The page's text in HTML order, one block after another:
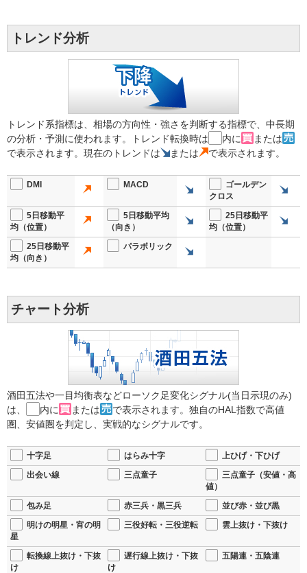
トレンド分析
トレンド系指標は、相場の方向性・強さを判断する指標で、中長期
の分析・予測に使われます。トレンド転換時は
内に
または
で表示されます。現在のトレンドは
または で表示されます。
DMI MACD
ゴールデン
クロス
5日移動平
均（位置）
5日移動平均
（向き）
25日移動平
均（位置）
25日移動平
均（向き）
パラボリック
チャート分析
酒田五法や一目均衡表などローソク足変化シグナル(当日示現のみ)
は、
内に または
で表示されます。独自のHAL指数で高値
圏、安値圏を判定し、実戦的なシグナルです。
十字足 はらみ十字
上ひげ・下ひげ
出会い線
三点童子
三点童子（安値・高
値）
包み足
赤三兵・黒三兵
並び赤・並び黒
明けの明星・宵の明
星
三役好転・三役逆転 雲上抜け・下抜け
転換線上抜け・下抜
け
遅行線上抜け・下抜
け
五陽連・五陰連